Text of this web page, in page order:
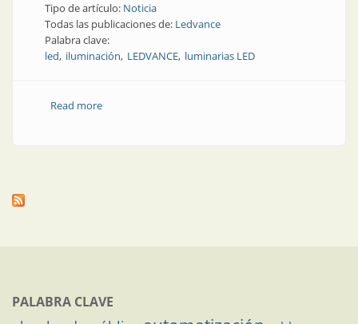
Tipo de artículo: Noticia
Todas las publicaciones de: Ledvance
Palabra clave:
led iluminación LEDVANCE luminarias LED
Read moreabout Noticia | Consorcio chino completó la
PALABRA CLAVE